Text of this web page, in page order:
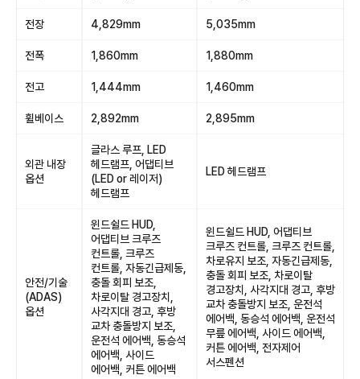
전장 4,829mm 5,035mm
전폭 1,860mm 1,880mm
전고 1,444mm 1,460mm
휠베이스 2,892mm 2,895mm
외관 내장
옵션
글라스 루프, LED
헤드램프, 어댑티브
(LED or 레이저)
헤드램프
LED 헤드램프
안전/기술
(ADAS)
옵션
윈드쉴드 HUD,
어댑티브 크루즈
컨트롤, 크루즈
컨트롤, 자동긴급제동,
충돌 회피 보조,
차로이탈 경고장치,
사각지대 경고, 후방
교차 충돌방지 보조,
운전석 에어백, 동승석
에어백, 사이드
에어백, 커튼 에어백
윈드쉴드 HUD, 어댑티브
크루즈 컨트롤, 크루즈 컨트롤,
차로유지 보조, 자동긴급제동,
충돌 회피 보조, 차로이탈
경고장치, 사각지대 경고, 후방
교차 충돌방지 보조, 운전석
에어백, 동승석 에어백, 운전석
무릎 에어백, 사이드 에어백,
커튼 에어백, 전자제어
서스펜션